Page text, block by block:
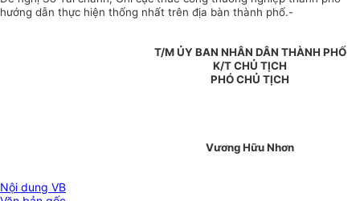
hướng dẫn thực hiện thống nhất trên địa bàn thành phố.-
T/M ỦY BAN NHÂN DÂN THÀNH PHỐ
K/T CHỦ TỊCH
PHÓ CHỦ TỊCH
Vương Hữu Nhơn
Nội dung VB